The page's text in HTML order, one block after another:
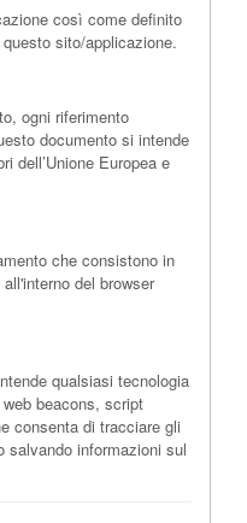
così come definito
sito/applicazione.
ogni riferimento
documento si intende
dell’Unione Europea e
che consistono in
del browser
qualsiasi tecnologia
beacons, script
consenta di tracciare gli
salvando informazioni sul